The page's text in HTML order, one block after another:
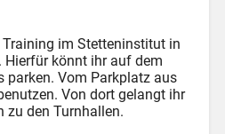
im Stetteninstitut in
Hierfür könnt ihr auf dem
parken. Vom Parkplatz aus
Von dort gelangt ihr
zu den Turnhallen.